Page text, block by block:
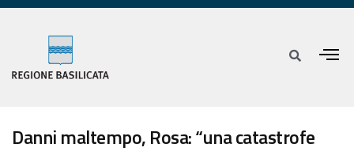
Danni maltempo, Rosa: “una catastrofe